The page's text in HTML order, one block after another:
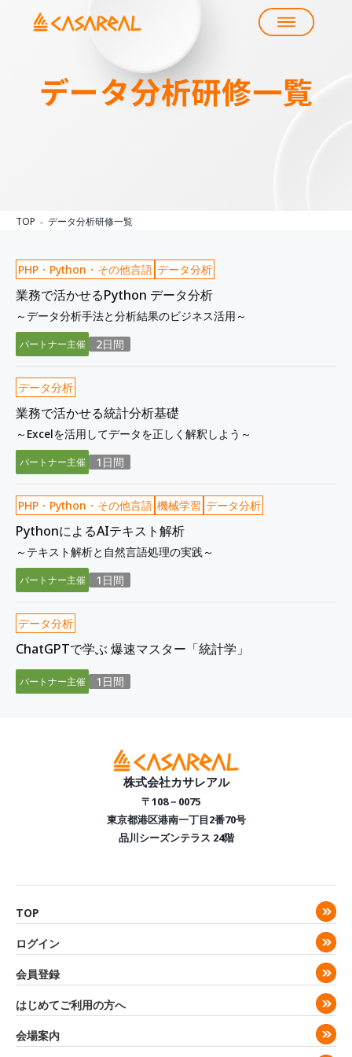
データ分析研修一覧
TOP データ分析研修一覧
PHP・Python・その他言語 データ分析
業務で活かせるPython データ分析
～データ分析手法と分析結果のビジネス活用～
パートナー主催 2日間
データ分析
業務で活かせる統計分析基礎
～Excelを活用してデータを正しく解釈しよう～
パートナー主催 1日間
PHP・Python・その他言語 機械学習 データ分析
PythonによるAIテキスト解析
～テキスト解析と自然言語処理の実践～
パートナー主催 1日間
データ分析
ChatGPTで学ぶ 爆速マスター「統計学」
パートナー主催 1日間
株式会社カサレアル
〒108－0075
東京都港区港南一丁目2番70号
品川シーズンテラス 24階
TOP
ログイン
会員登録
はじめてご利用の方へ
会場案内